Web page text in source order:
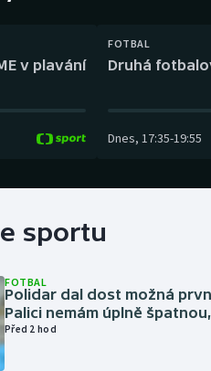
Dostihy
Futsal
Gymnastika
v plavání
FOTBAL
Druhá
Dnes, 17:35-19:55
sportu
FOTBAL
Polidar dal dost možná
Palici nemám úplně
Před 2 hod